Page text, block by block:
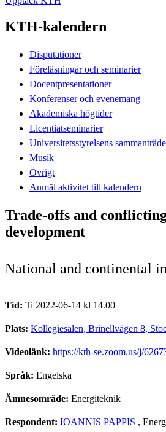
KTH-kalendern
Disputationer
Föreläsningar och seminarier
Docentpresentationer
Konferenser och evenemang
Akademiska högtider
Licentiatseminarier
Universitetsstyrelsens
Musik
Övrigt
Anmäl aktivitet till kalendern
Trade-offs and
development
National and continental
Tid: Ti 2022-06-14 kl 14.00
Plats: Kollegiesalen, Brinellvägen 8,
Videolänk: https://kth-se.zoom.us/j/
Språk: Engelska
Ämnesområde: Energiteknik
Respondent: IOANNIS PAPPIS ,